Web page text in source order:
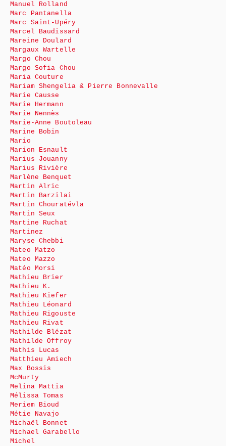
Manuel Rolland
Marc Pantanella
Marc Saint-Upéry
Marcel Baudissard
Mareine Doulard
Margaux Wartelle
Margo Chou
Margo Sofia Chou
Maria Couture
Mariam Shengelia & Pierre Bonnevalle
Marie Causse
Marie Hermann
Marie Nennès
Marie-Anne Boutoleau
Marine Bobin
Mario
Marion Esnault
Marius Jouanny
Marius Rivière
Marlène Benquet
Martin Alric
Martin Barzilai
Martin Chouratévla
Martin Seux
Martine Ruchat
Martinez
Maryse Chebbi
Mateo Matzo
Mateo Mazzo
Matéo Morsi
Mathieu Brier
Mathieu K.
Mathieu Kiefer
Mathieu Léonard
Mathieu Rigouste
Mathieu Rivat
Mathilde Blézat
Mathilde Offroy
Mathis Lucas
Matthieu Amiech
Max Bossis
McMurty
Melina Mattia
Mélissa Tomas
Meriem Bioud
Métie Navajo
Michaël Bonnet
Michael Garabello
Michel